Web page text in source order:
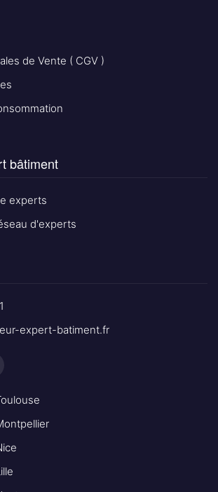
de Vente ( CGV )
bâtiment
experts
d'experts
expert-batiment.fr